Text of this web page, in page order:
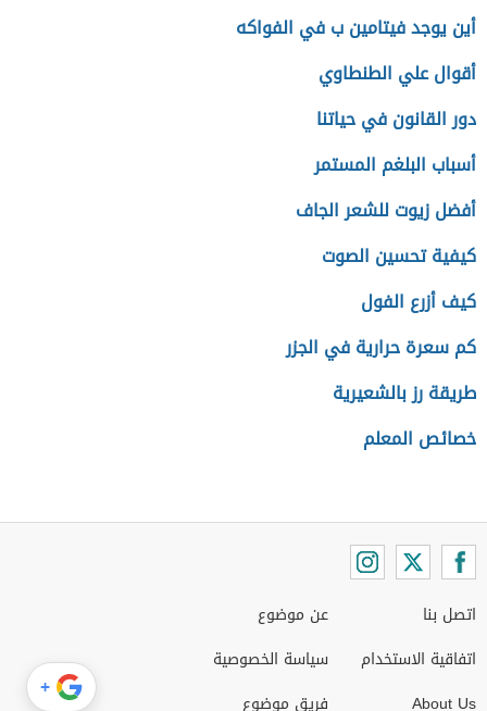
أين يوجد فيتامين ب في الفواكه
أقوال علي الطنطاوي
دور القانون في حياتنا
أسباب البلغم المستمر
أفضل زيوت للشعر الجاف
كيفية تحسين الصوت
كيف أزرع الفول
كم سعرة حرارية في الجزر
طريقة رز بالشعيرية
خصائص المعلم
اتصل بنا
اتفاقية الاستخدام
About Us
عن موضوع
سياسة الخصوصية
فريق موضوع
+